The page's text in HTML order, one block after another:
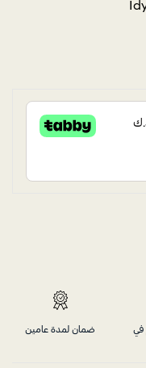
في
ضمان لمدة عامين